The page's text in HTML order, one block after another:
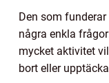
Den som
några enkla
mycket aktivitet
bort eller